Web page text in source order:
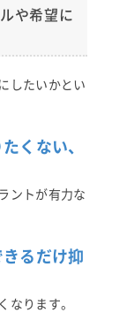
や希望に
したいかとい
くない、
ントが有力な
きるだけ抑
なります。